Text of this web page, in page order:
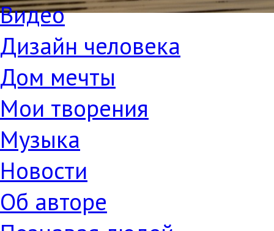
Видео
Дизайн человека
Дом мечты
Мои творения
Музыка
Новости
Об авторе